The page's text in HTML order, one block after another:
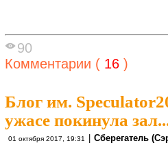
90
Комментарии ( 16 )
Блог им.
ужасе покинула
01 октября 2017, 19:31 Сберегатель